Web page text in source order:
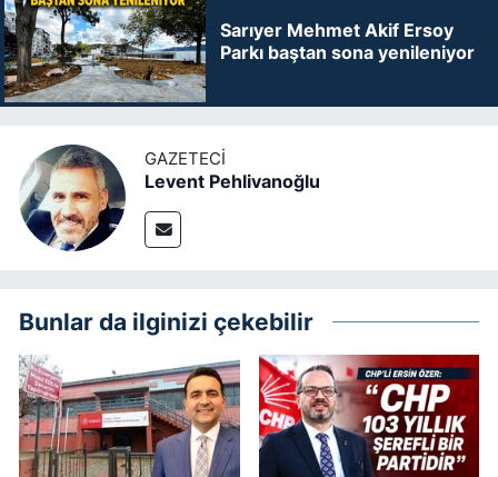
Sarıyer Mehmet Akif Ersoy
Parkı baştan sona yenileniyor
GAZETECI
Levent Pehlivanoğlu
Bunlar da ilginizi çekebilir